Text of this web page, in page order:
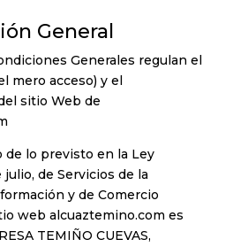
General
Generales regulan el
mero acceso) y el
sitio Web de
lo previsto en la Ley
julio, de Servicios de la
y de Comercio
web alcuaztemino.com es
TEMIÑO CUEVAS,